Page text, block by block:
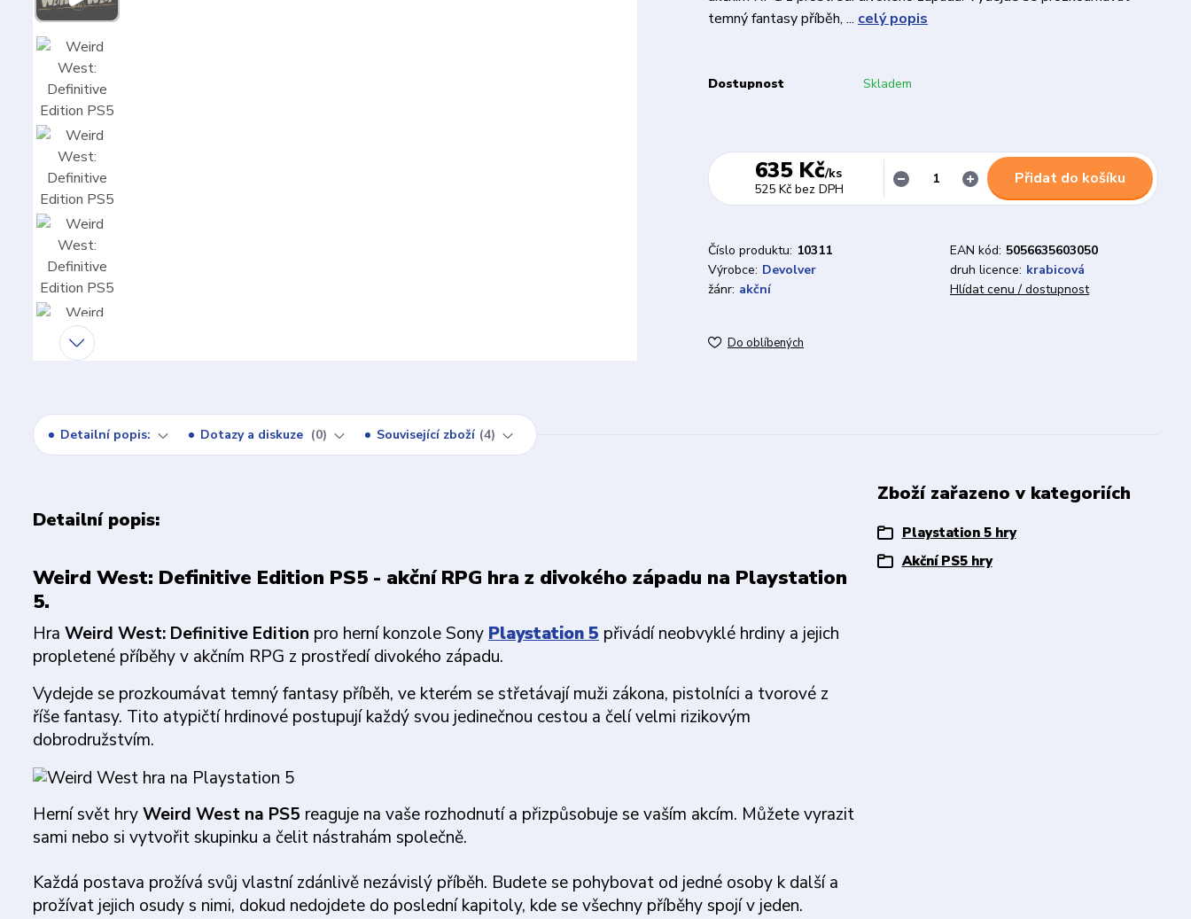
temný fantasy příběh, ... celý popis
Dostupnost Skladem
635 Kč/ks
525 Kč bez DPH
Přidat do košíku
Číslo produktu: 10311 EAN kód: 5056635603050
Výrobce: Devolver druh licence: krabicová
žánr: akční Hlídat cenu / dostupnost
Do oblíbených
Detailní popis: Dotazy a diskuze 0 Související zboží 4
Detailní popis:
Weird West: Definitive Edition PS5 - akční RPG hra z divokého západu na Playstation
5.
Hra Weird West: Definitive Edition pro herní konzole Sony Playstation 5 přivádí neobvyklé hrdiny a jejich
propletené příběhy v akčním RPG z prostředí divokého západu.
Vydejde se prozkoumávat temný fantasy příběh, ve kterém se střetávají muži zákona, pistolníci a tvorové z
říše fantasy. Tito atypičtí hrdinové postupují každý svou jedinečnou cestou a čelí velmi rizikovým
dobrodružstvím.
Herní svět hryWeird West na PS5 reaguje na vaše rozhodnutí a přizpůsobuje se vaším akcím. Můžete vyrazit
sami nebo si vytvořit skupinku a čelit nástrahám společně.
Každá postava prožívá svůj vlastní zdánlivě nezávislý příběh. Budete se pohybovat od jedné osoby k další a
prožívat jejich osudy s nimi, dokud nedojdete do poslední kapitoly, kde se všechny příběhy spojí v jeden.
Zboží zařazeno v kategoriích
Playstation 5 hry
Akční PS5 hry